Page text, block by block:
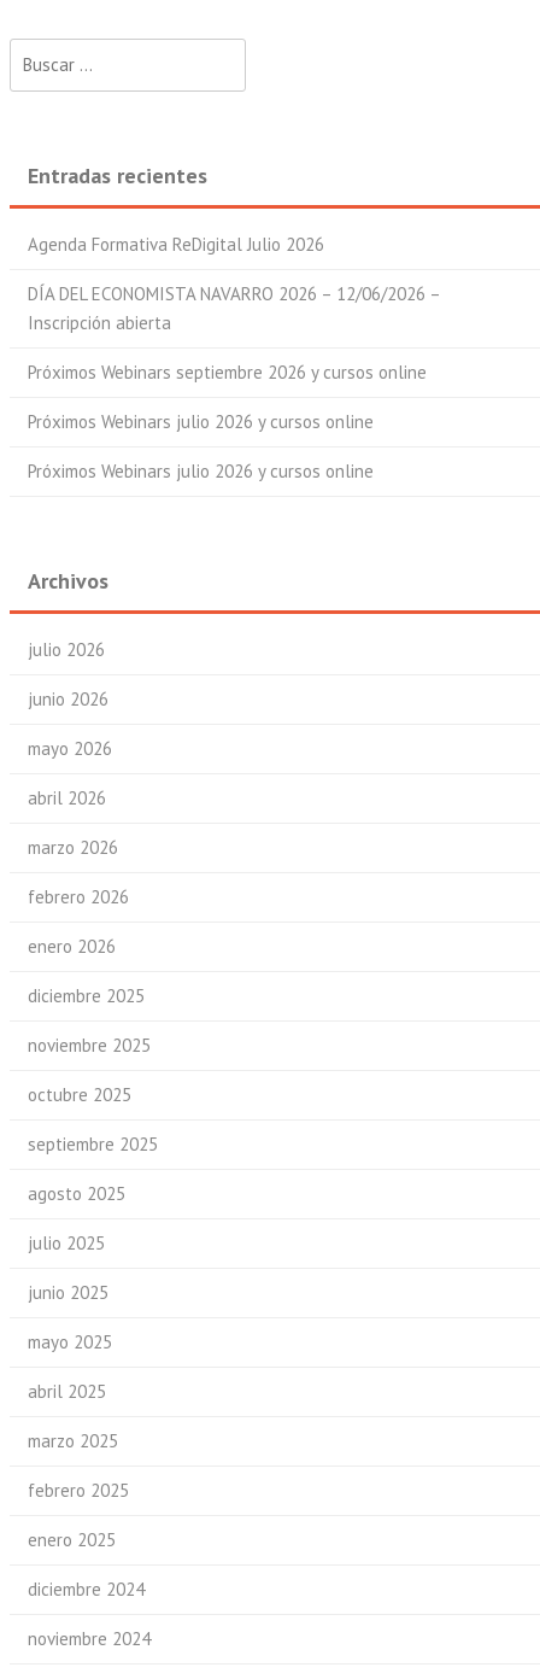
Entradas recientes
Agenda Formativa ReDigital Julio 2026
DÍA DEL ECONOMISTA NAVARRO 2026 – 12/06/2026 –
Inscripción abierta
Próximos Webinars septiembre 2026 y cursos online
Próximos Webinars julio 2026 y cursos online
Próximos Webinars julio 2026 y cursos online
Archivos
julio 2026
junio 2026
mayo 2026
abril 2026
marzo 2026
febrero 2026
enero 2026
diciembre 2025
noviembre 2025
octubre 2025
septiembre 2025
agosto 2025
julio 2025
junio 2025
mayo 2025
abril 2025
marzo 2025
febrero 2025
enero 2025
diciembre 2024
noviembre 2024